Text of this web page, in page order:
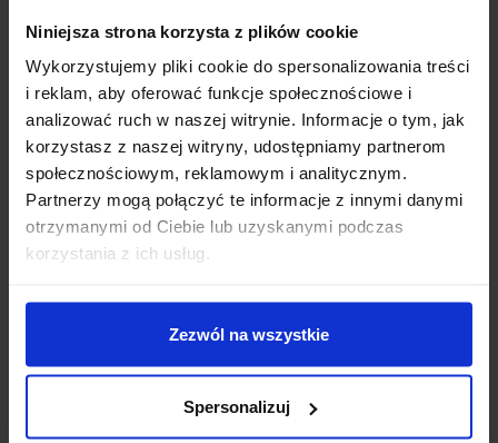
Niniejsza strona korzysta z plików cookie
Wykorzystujemy pliki cookie do spersonalizowania treści
i reklam, aby oferować funkcje społecznościowe i
analizować ruch w naszej witrynie. Informacje o tym, jak
korzystasz z naszej witryny, udostępniamy partnerom
społecznościowym, reklamowym i analitycznym.
Partnerzy mogą połączyć te informacje z innymi danymi
otrzymanymi od Ciebie lub uzyskanymi podczas
korzystania z ich usług.
Zezwól na wszystkie
Spersonalizuj
Wysyłkaz Polski w 24h
7,19zł z VAT
Wysyłkaz Polski w 24h